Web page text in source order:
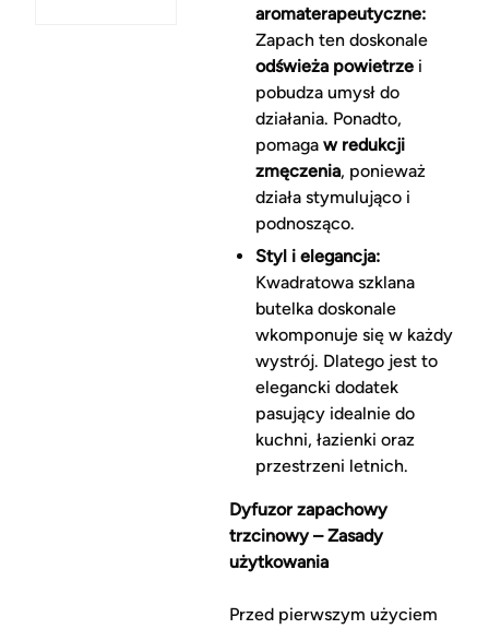
aromaterapeutyczne:
Zapach ten doskonale
odświeża powietrzei
pobudza umysł do
działania. Ponadto,
pomaga w redukcji
zmęczenia, ponieważ
działa stymulująco i
podnosząco.
Styl i elegancja:
Kwadratowa szklana
butelka doskonale
wkomponuje się w każdy
wystrój. Dlatego jest to
elegancki dodatek
pasujący idealnie do
kuchni, łazienki oraz
przestrzeni letnich.
Dyfuzor zapachowy
trzcinowy – Zasady
użytkowania
Przed pierwszym użyciem